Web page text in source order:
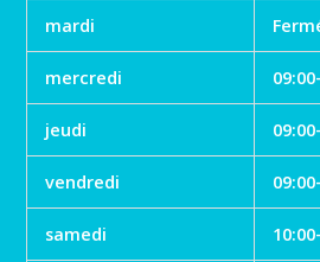
mardi
mercredi
jeudi
vendredi
samedi